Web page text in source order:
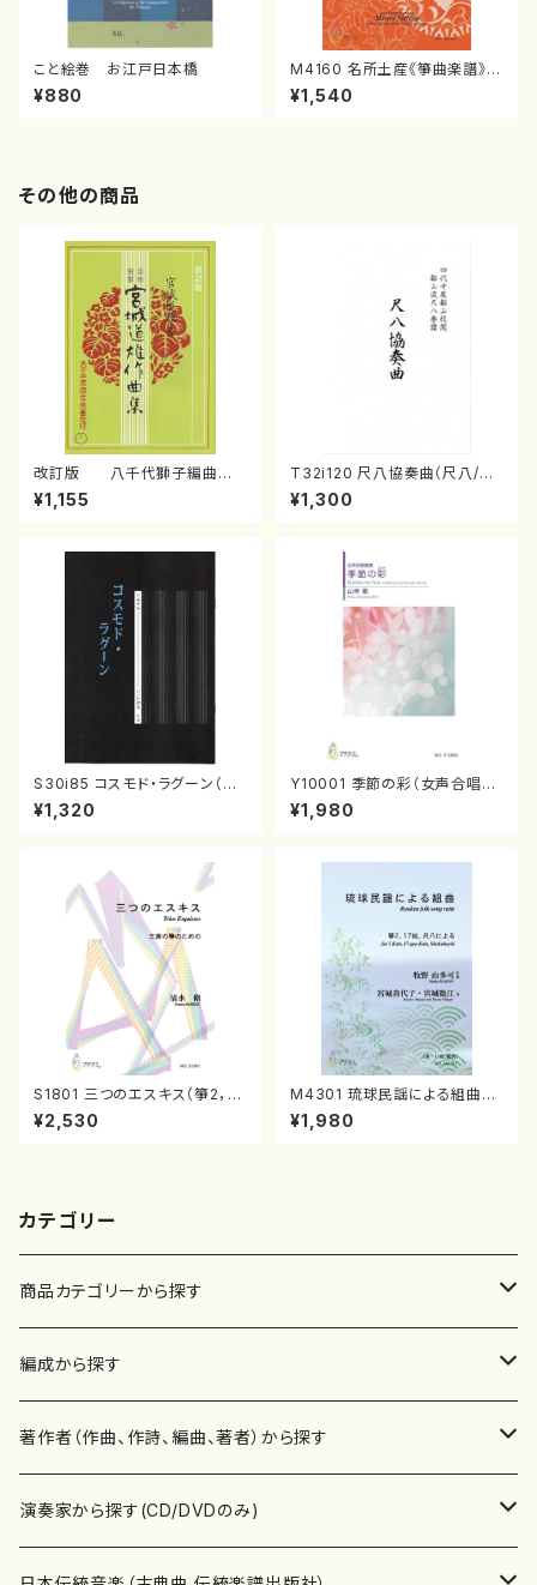
こと絵巻 お江戸日本橋
¥880
M4160 名所土産《箏曲楽譜》
（箏/宮城喜代子・宮城数江著・
宮城宗家監修/箏曲古典楽譜）
¥1,540
その他の商品
改訂版 八千代獅子編曲
（編曲八千代獅子）(/宮城道
雄/楽譜）
¥1,155
T32i120 尺八協奏曲（尺八/二
代 山本邦山/尺八/都山式譜）都
山流公刊楽譜曲番:569
¥1,300
S30i85 コスモド・ラグーン（箏
2，17，三，尺/沢井比河流/楽譜）
¥1,320
Y10001 季節の彩（女声合唱、
ピアノ/山岸徹/楽譜）
¥1,980
S1801 三つのエスキス（箏2，1
7/清水 脩/楽譜）
¥2,530
M4301 琉球民謡による組曲
（箏/牧野由多可作曲/宮城喜代
子・宮城数江著/箏曲楽譜）
¥1,980
カテゴリー
商品カテゴリーから探す
楽譜
書籍
書籍
テキストブック
CD・DVD
編成から探す
邦楽器
箏・琴（ソロ）
箏・琴（合奏）
合唱
混声合唱
著作者（作曲、作詩、編曲、著者）から探す
あ行
青木省三(アオキ ショウゾウ)
演奏家から探す(CD/DVDのみ)